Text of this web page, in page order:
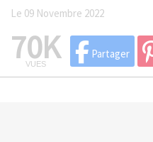
Le 09 Novembre 2022
70K
VUES
Partager